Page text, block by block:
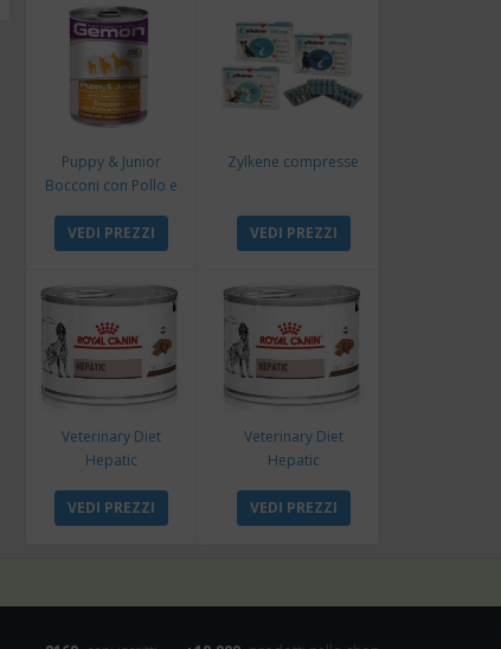
Puppy & Junior
Bocconi con Pollo e
VEDI PREZZI
Zylkene compresse
VEDI PREZZI
Veterinary Diet
Hepatic
VEDI PREZZI
Veterinary Diet
Hepatic
VEDI PREZZI